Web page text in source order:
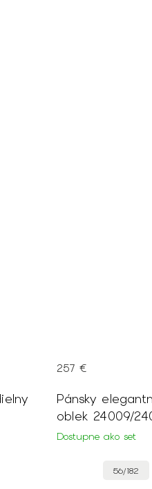
Pánsky
oblek 24009/
Dostupne ako set
257 €
56/182